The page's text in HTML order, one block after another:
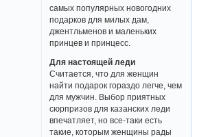
Какой же Новый год без подарков
под нарядной елочкой и
приятных сюрпризов от родных и
близких? «КВ» составили список
подарков для милых дам,
джентльменов и маленьких
принцев и принцесс.
Для настоящей леди
Считается, что для женщин
найти подарок гораздо легче, чем